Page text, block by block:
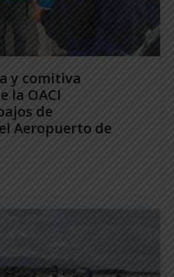
y comitiva
la OACI
de
Aeropuerto de